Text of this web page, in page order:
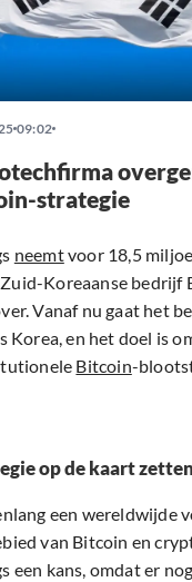
09:02
strategie
neemtvoor 18,5
Koreaanse bedrijf
Vanaf nu gaat het
Korea, en het doel is
Bitcoin-
op de kaart
een wereldwijde
van Bitcoin en
een kans, omdat er